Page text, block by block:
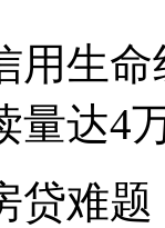
用生
量达4
贷难